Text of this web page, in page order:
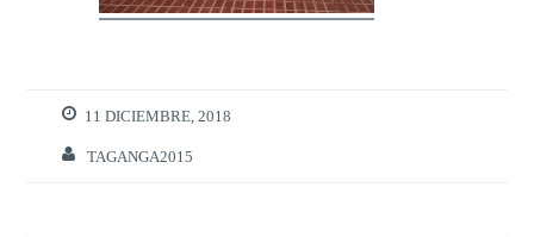
11 DICIEMBRE, 2018
TAGANGA2015